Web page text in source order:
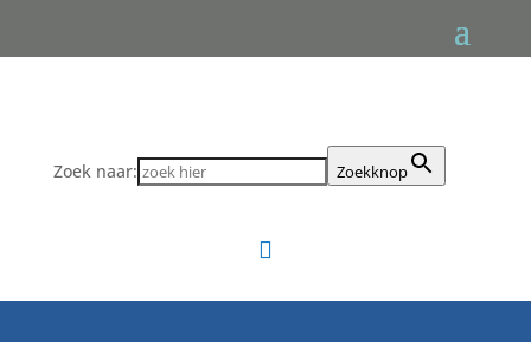
Zoek naar: Zoekknop
